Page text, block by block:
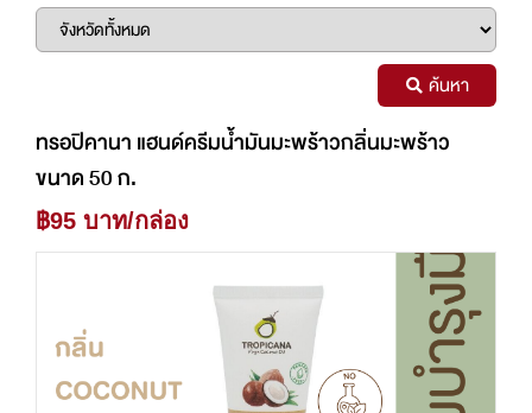
ค้นหา
ทรอปิคานา แฮนด์ครีมน้ำมันมะพร้าวกลิ่นมะพร้าว
ขนาด 50 ก.
฿95 บาท/กล่อง